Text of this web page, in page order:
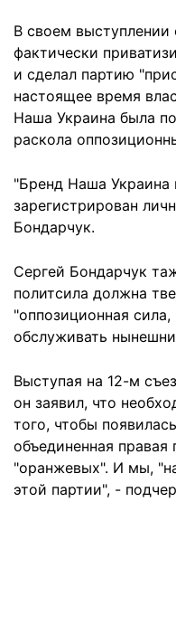
В своем
фактически
и сделал партию
настоящее время
Наша Украина была
раскола
"Бренд Наша Украина
зарегистрирован
Бондарчук.
Сергей Бондарчук
политсила должна
"оппозиционная
обслуживать
Выступая на 12-м
он заявил, что
того, чтобы
объединенная правая
"оранжевых". И мы,
этой партии", -